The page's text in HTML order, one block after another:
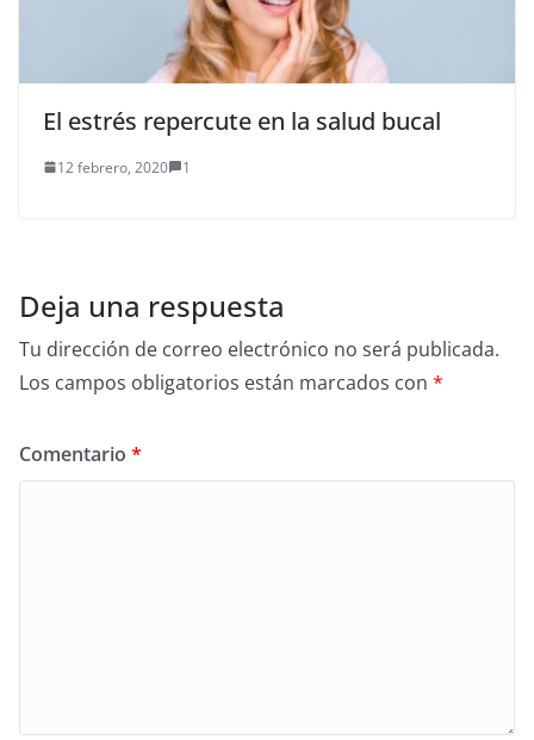
El estrés repercute en la salud bucal
12 febrero, 2020 1
Deja una respuesta
Tu dirección de correo electrónico no será publicada.
Los campos obligatorios están marcados con *
Comentario *